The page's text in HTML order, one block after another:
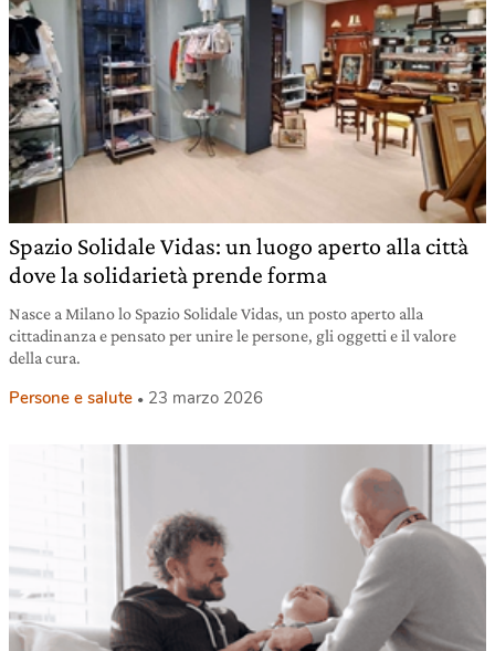
Spazio Solidale Vidas: un luogo aperto alla città
dove la solidarietà prende forma
Nasce a Milano lo Spazio Solidale Vidas, un posto aperto alla
cittadinanza e pensato per unire le persone, gli oggetti e il valore
della cura.
Persone e salute 23 marzo 2026